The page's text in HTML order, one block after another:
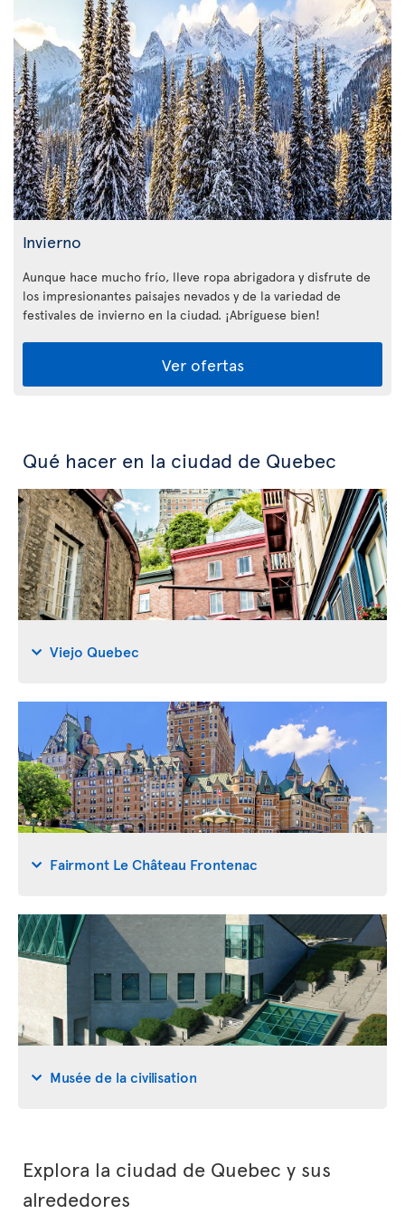
Invierno
Aunque hace mucho frío, lleve ropa abrigadora y disfrute de
los impresionantes paisajes nevados y de la variedad de
festivales de invierno en la ciudad. ¡Abríguese bien!
Ver ofertas
Qué hacer en la ciudad de Quebec
Viejo Quebec
Fairmont Le Château Frontenac
Musée de la civilisation
Explora la ciudad de Quebec y sus
alrededores